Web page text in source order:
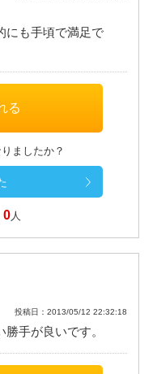
にも手頃で満足で
ましたか？
0 人
投稿日：2013/05/12 22:32:18
手が良いです。